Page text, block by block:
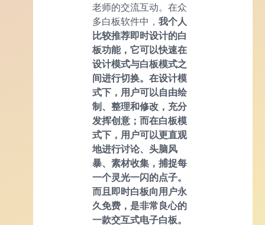
老师的交流互动。在众
多白板软件中， 我个人
比较推荐即时设计的白
板功能，它可以快速在
设计模式与白板模式之
间进行切换。在设计模
式下，用户可以自由绘
制、整理和修改，充分
发挥创意；而在白板模
式下，用户可以更直观
地进行讨论、头脑风
暴、素材收集，捕捉每
一个灵光一闪的点子。
而且即时白板向用户永
久免费，是非常良心的
一款交互式电子白板。